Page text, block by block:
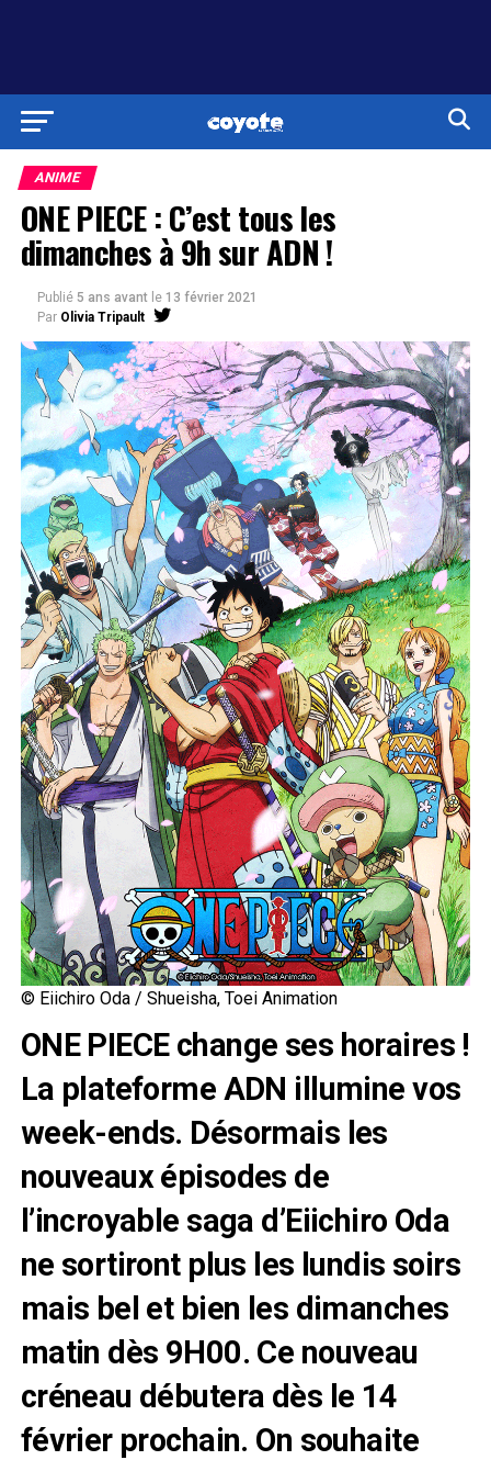
ANIME
ONE PIECE : C’est tous les
dimanches à 9h sur ADN !
Publié 5 ans avant le 13 février 2021
Par Olivia Tripault
© Eiichiro Oda / Shueisha, Toei Animation
ONE PIECE change ses horaires !
La plateforme ADN illumine vos
week-ends. Désormais les
nouveaux épisodes de
l’incroyable saga d’Eiichiro Oda
ne sortiront plus les lundis soirs
mais bel et bien les dimanches
matin dès 9H00. Ce nouveau
créneau débutera dès le 14
février prochain. On souhaite